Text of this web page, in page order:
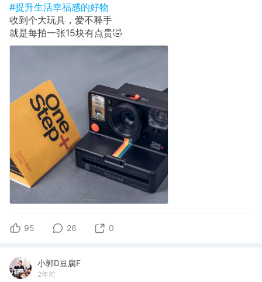
#提升生活幸福感的好物
收到个大玩具，爱不释手
就是每拍一张15块有点贵🤣
95 26 0
小郭D豆腐F
2年前